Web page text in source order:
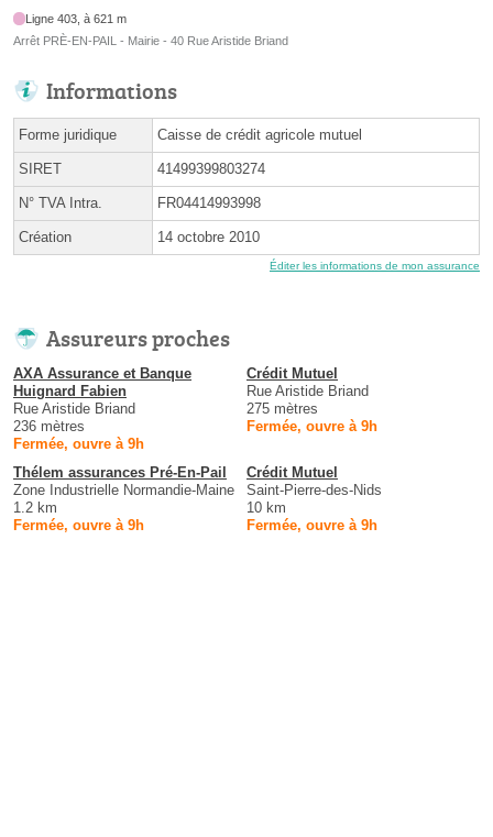
Ligne 403, à 621 m
Arrêt PRÈ-EN-PAIL - Mairie - 40 Rue Aristide Briand
Informations
Forme juridique Caisse de crédit agricole mutuel
SIRET 41499399803274
N° TVA Intra. FR04414993998
Création 14 octobre 2010
Éditer les informations de mon assurance
Assureurs proches
AXA Assurance et Banque
Huignard Fabien
Rue Aristide Briand
236 mètres
Fermée, ouvre à 9h
Crédit Mutuel
Rue Aristide Briand
275 mètres
Fermée, ouvre à 9h
Thélem assurances Pré-En-Pail
Zone Industrielle Normandie-Maine
1.2 km
Fermée, ouvre à 9h
Crédit Mutuel
Saint-Pierre-des-Nids
10 km
Fermée, ouvre à 9h